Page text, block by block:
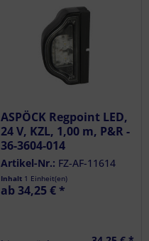
ASPÖCK Regpoint LED,
24 V, KZL, 1,00 m, P&R -
36-3604-014
Artikel-Nr.: FZ-AF-11614
Inhalt 1 Einheit(en)
ab 34,25 € *